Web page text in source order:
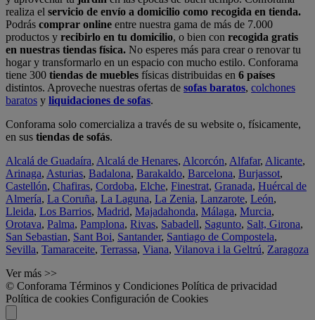
realiza el servicio de envío a domicilio como recogida en tienda.
Podrás comprar online entre nuestra gama de más de 7.000
productos y recibirlo en tu domicilio, o bien con recogida gratis
en nuestras tiendas física. No esperes más para crear o renovar tu
hogar y transformarlo en un espacio con mucho estilo. Conforama
tiene 300 tiendas de muebles físicas distribuidas en 6 países
distintos. Aproveche nuestras ofertas de sofas baratos, colchones
baratos y liquidaciones de sofas.
Conforama solo comercializa a través de su website o, físicamente,
en sus tiendas de sofás.
Alcalá de Guadaíra, Alcalá de Henares, Alcorcón, Alfafar, Alicante,
Arinaga, Asturias, Badalona, Barakaldo, Barcelona, Burjassot,
Castellón, Chafiras, Cordoba, Elche, Finestrat, Granada, Huércal de
Almería, La Coruña, La Laguna, La Zenia, Lanzarote, León,
Lleida, Los Barrios, Madrid, Majadahonda, Málaga, Murcia,
Orotava, Palma, Pamplona, Rivas, Sabadell, Sagunto, Salt, Girona,
San Sebastian, Sant Boi, Santander, Santiago de Compostela,
Sevilla, Tamaraceite, Terrassa, Viana, Vilanova i la Geltrú, Zaragoza
Ver más >>
© Conforama Términos y Condiciones Política de privacidad
Política de cookies Configuración de Cookies